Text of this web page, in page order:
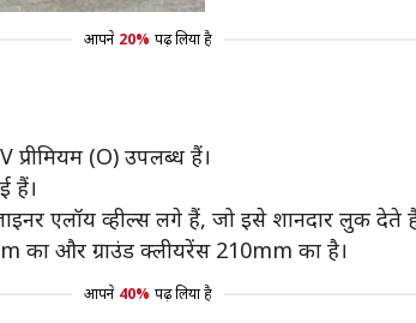
आपने 20% पढ़ लिया है
प्रीमियम (O) उपलब्ध हैं।
हैं।
एलॉय व्हील्स लगे हैं, जो इसे शानदार लुक देते
का और ग्राउंड क्लीयरेंस 210mm का है।
आपने 40% पढ़ लिया है